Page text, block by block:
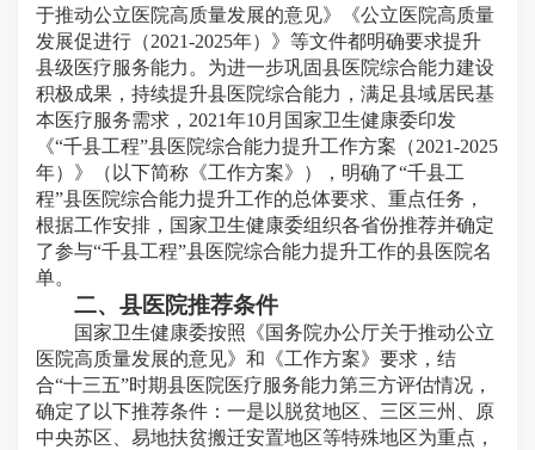
于推动公立医院高质量发展的意见》《公立医院高质量
发展促进行（2021-2025年）》等文件都明确要求提升
县级医疗服务能力。为进一步巩固县医院综合能力建设
积极成果，持续提升县医院综合能力，满足县域居民基
本医疗服务需求，2021年10月国家卫生健康委印发
《“千县工程”县医院综合能力提升工作方案（2021-2025
年）》（以下简称《工作方案》），明确了“千县工
程”县医院综合能力提升工作的总体要求、重点任务，
根据工作安排，国家卫生健康委组织各省份推荐并确定
了参与“千县工程”县医院综合能力提升工作的县医院名
单。
二、县医院推荐条件
国家卫生健康委按照《国务院办公厅关于推动公立
医院高质量发展的意见》和《工作方案》要求，结
合“十三五”时期县医院医疗服务能力第三方评估情况，
确定了以下推荐条件：一是以脱贫地区、三区三州、原
中央苏区、易地扶贫搬迁安置地区等特殊地区为重点，